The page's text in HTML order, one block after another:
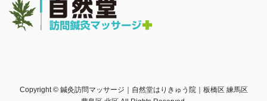
Copyright © 鍼灸訪問マッサージ｜自然堂はりきゅう院｜板橋区 練馬区